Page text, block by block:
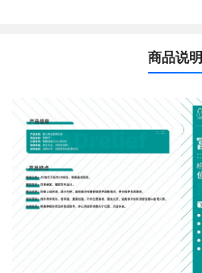
商品说明